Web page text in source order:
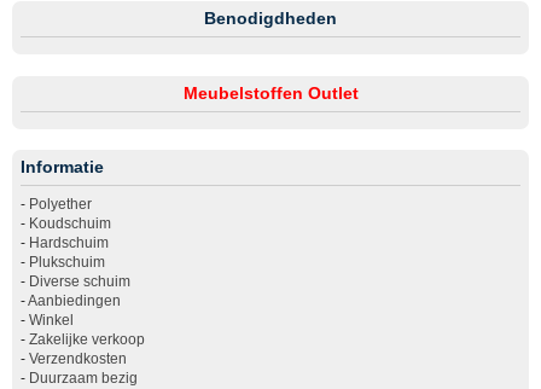
Benodigdheden
Meubelstoffen Outlet
Informatie
- Polyether
- Koudschuim
- Hardschuim
- Plukschuim
- Diverse schuim
-Aanbiedingen
- Winkel
- Zakelijke verkoop
- Verzendkosten
- Duurzaam bezig